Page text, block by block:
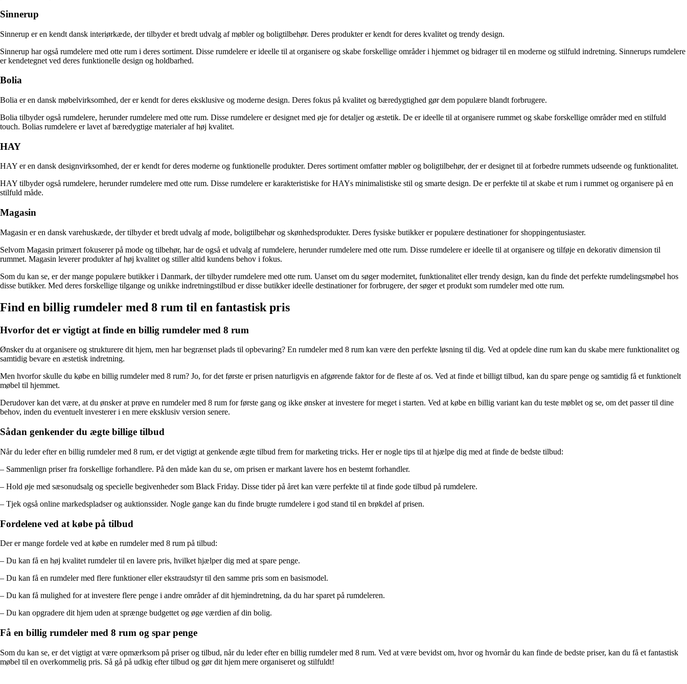
Sinnerup
Sinnerup er en kendt dansk interiørkæde, der tilbyder et bredt udvalg af møbler og boligtilbehør. Deres produkter er kendt for deres kvalitet og trendy design.
Sinnerup har også rumdelere med otte rum i deres sortiment. Disse rumdelere er ideelle til at organisere og skabe forskellige områder i hjemmet og bidrager til en moderne og stilfuld indretning. Sinnerups rumdelere
er kendetegnet ved deres funktionelle design og holdbarhed.
Bolia
Bolia er en dansk møbelvirksomhed, der er kendt for deres eksklusive og moderne design. Deres fokus på kvalitet og bæredygtighed gør dem populære blandt forbrugere.
Bolia tilbyder også rumdelere, herunder rumdelere med otte rum. Disse rumdelere er designet med øje for detaljer og æstetik. De er ideelle til at organisere rummet og skabe forskellige områder med en stilfuld
touch. Bolias rumdelere er lavet af bæredygtige materialer af høj kvalitet.
HAY
HAY er en dansk designvirksomhed, der er kendt for deres moderne og funktionelle produkter. Deres sortiment omfatter møbler og boligtilbehør, der er designet til at forbedre rummets udseende og funktionalitet.
HAY tilbyder også rumdelere, herunder rumdelere med otte rum. Disse rumdelere er karakteristiske for HAYs minimalistiske stil og smarte design. De er perfekte til at skabe et rum i rummet og organisere på en
stilfuld måde.
Magasin
Magasin er en dansk varehuskæde, der tilbyder et bredt udvalg af mode, boligtilbehør og skønhedsprodukter. Deres fysiske butikker er populære destinationer for shoppingentusiaster.
Selvom Magasin primært fokuserer på mode og tilbehør, har de også et udvalg af rumdelere, herunder rumdelere med otte rum. Disse rumdelere er ideelle til at organisere og tilføje en dekorativ dimension til
rummet. Magasin leverer produkter af høj kvalitet og stiller altid kundens behov i fokus.
Som du kan se, er der mange populære butikker i Danmark, der tilbyder rumdelere med otte rum. Uanset om du søger modernitet, funktionalitet eller trendy design, kan du finde det perfekte rumdelingsmøbel hos
disse butikker. Med deres forskellige tilgange og unikke indretningstilbud er disse butikker ideelle destinationer for forbrugere, der søger et produkt som rumdeler med otte rum.
Find en billig rumdeler med 8 rum til en fantastisk pris
Hvorfor det er vigtigt at finde en billig rumdeler med 8 rum
Ønsker du at organisere og strukturere dit hjem, men har begrænset plads til opbevaring? En rumdeler med 8 rum kan være den perfekte løsning til dig. Ved at opdele dine rum kan du skabe mere funktionalitet og
samtidig bevare en æstetisk indretning.
Men hvorfor skulle du købe en billig rumdeler med 8 rum? Jo, for det første er prisen naturligvis en afgørende faktor for de fleste af os. Ved at finde et billigt tilbud, kan du spare penge og samtidig få et funktionelt
møbel til hjemmet.
Derudover kan det være, at du ønsker at prøve en rumdeler med 8 rum for første gang og ikke ønsker at investere for meget i starten. Ved at købe en billig variant kan du teste møblet og se, om det passer til dine
behov, inden du eventuelt investerer i en mere eksklusiv version senere.
Sådan genkender du ægte billige tilbud
Når du leder efter en billig rumdeler med 8 rum, er det vigtigt at genkende ægte tilbud frem for marketing tricks. Her er nogle tips til at hjælpe dig med at finde de bedste tilbud:
– Sammenlign priser fra forskellige forhandlere. På den måde kan du se, om prisen er markant lavere hos en bestemt forhandler.
– Hold øje med sæsonudsalg og specielle begivenheder som Black Friday. Disse tider på året kan være perfekte til at finde gode tilbud på rumdelere.
– Tjek også online markedspladser og auktionssider. Nogle gange kan du finde brugte rumdelere i god stand til en brøkdel af prisen.
Fordelene ved at købe på tilbud
Der er mange fordele ved at købe en rumdeler med 8 rum på tilbud:
– Du kan få en høj kvalitet rumdeler til en lavere pris, hvilket hjælper dig med at spare penge.
– Du kan få en rumdeler med flere funktioner eller ekstraudstyr til den samme pris som en basismodel.
– Du kan få mulighed for at investere flere penge i andre områder af dit hjemindretning, da du har sparet på rumdeleren.
– Du kan opgradere dit hjem uden at sprænge budgettet og øge værdien af din bolig.
Få en billig rumdeler med 8 rum og spar penge
Som du kan se, er det vigtigt at være opmærksom på priser og tilbud, når du leder efter en billig rumdeler med 8 rum. Ved at være bevidst om, hvor og hvornår du kan finde de bedste priser, kan du få et fantastisk
møbel til en overkommelig pris. Så gå på udkig efter tilbud og gør dit hjem mere organiseret og stilfuldt!